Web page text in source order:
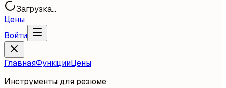
Загрузка...
Цены
Войти
ГлавнаяФункцииЦены
Инструменты для резюме